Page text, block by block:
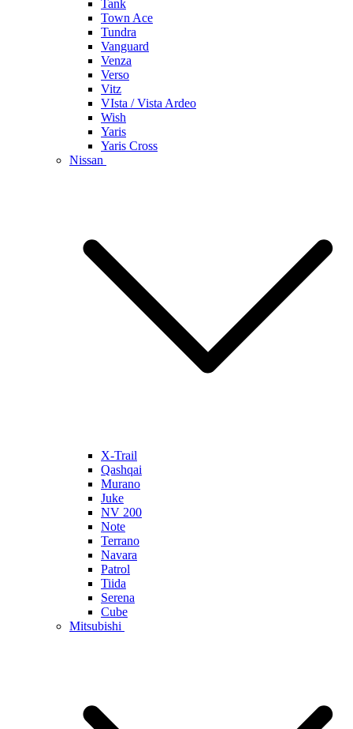
Tank
Town Ace
Tundra
Vanguard
Venza
Verso
Vitz
VIsta / Vista Ardeo
Wish
Yaris
Yaris Cross
Nissan
X-Trail
Qashqai
Murano
Juke
NV 200
Note
Terrano
Navara
Patrol
Tiida
Serena
Cube
Mitsubishi